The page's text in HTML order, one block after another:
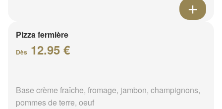
Pizza fermière
Dès 12.95 €
Base crème fraîche, fromage, jambon, champignons,
pommes de terre, oeuf